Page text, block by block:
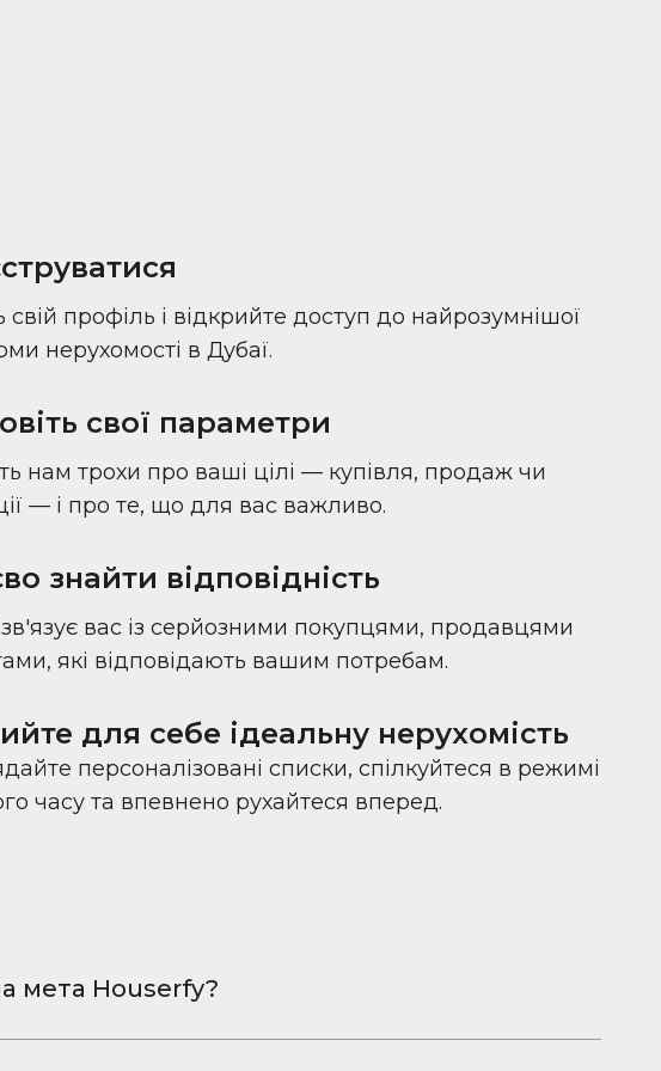
свій профіль і відкрийте доступ до найрозумнішої
нерухомості в Дубаї.
свої параметри
нам трохи про ваші цілі — купівля, продаж чи
— і про те, що для вас важливо.
знайти відповідність
вас із серйозними покупцями, продавцями
які відповідають вашим потребам.
для себе ідеальну нерухомість
персоналізовані списки, спілкуйтеся в режимі
часу та впевнено рухайтеся вперед.
мета Houserfy?